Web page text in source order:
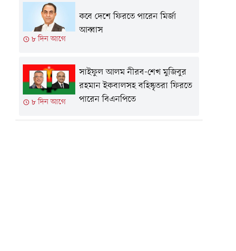
৮ দিন আগে
কবে দেশে ফিরতে পারেন মির্জা
আব্বাস
৮ দিন আগে
সাইফুল আলম নীরব-শেখ মুজিবুর
রহমান ইকবালসহ বহিষ্কৃতরা ফিরতে
পারেন বিএনপিতে